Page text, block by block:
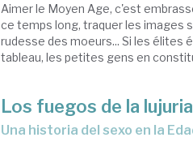
Aimer le Moyen Age, c'est
ce temps long, traquer les images
rudesse des moeurs... Si les élites
tableau, les petites gens en
Los fuegos de la lujuria
una historia del sexo en la